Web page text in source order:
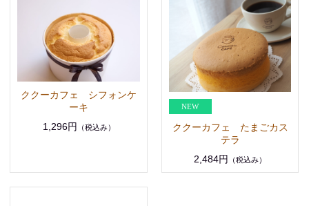
ククーカフェ シフォンケ
ーキ
1,296円
（税込み）
ククーカフェ たまごカス
テラ
2,484円
（税込み）